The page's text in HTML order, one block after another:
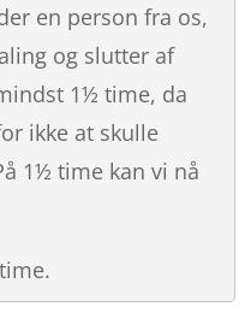
en person fra os,
og slutter af
1½ time, da
ikke at skulle
1½ time kan vi nå